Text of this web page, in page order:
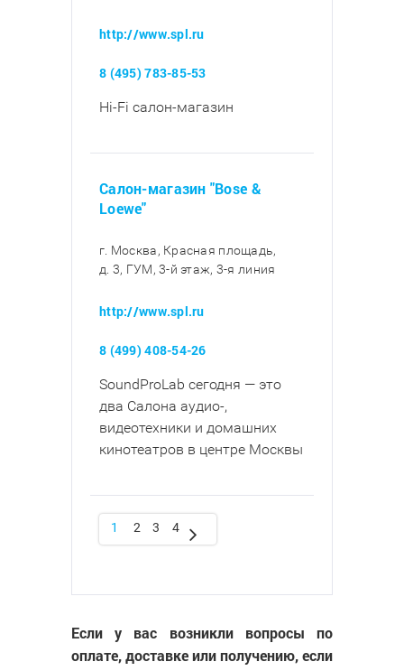
http://www.spl.ru
8 (495) 783-85-53
Hi-Fi салон-магазин
Салон-магазин "Bose &
Loewe"
г. Москва, Красная площадь,
д. 3, ГУМ, 3-й этаж, 3-я линия
http://www.spl.ru
8 (499) 408-54-26
SoundProLab сегодня — это
два Салона аудио-,
видеотехники и домашних
кинотеатров в центре Москвы
1 2 3 4
Если у вас возникли вопросы по
оплате, доставке или получению, если